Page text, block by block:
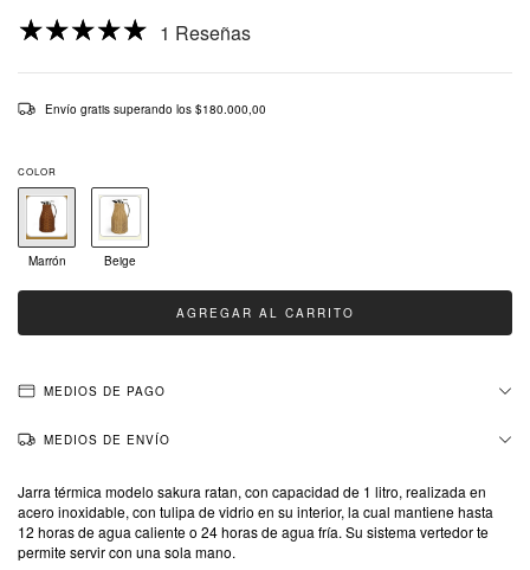
1 Reseñas
Envío gratis superando los $180.000,00
COLOR
Marrón Beige
MEDIOS DE PAGO
MEDIOS DE ENVÍO
Jarra térmica modelo sakura ratan, con capacidad de 1 litro, realizada en
acero inoxidable, con tulipa de vidrio en su interior, la cual mantiene hasta
12 horas de agua caliente o 24 horas de agua fría. Su sistema vertedor te
permite servir con una sola mano.